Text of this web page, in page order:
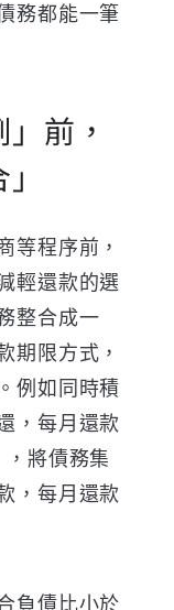
務都能一筆
前，
等程序前，
輕還款的選
整合成一
期限方式，
例如同時積
，每月還款
將債務集
，每月還款
負債比小於